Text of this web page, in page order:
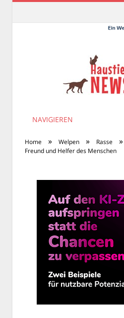
NAVIGIEREN
Home » Welpen » Rasse »
Freund und Helfer des Menschen